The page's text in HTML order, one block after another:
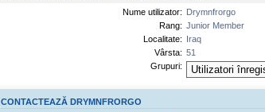
Nume utilizator: Drymnfrorgo
Rang: Junior Member
Localitate: Iraq
Vârsta: 51
Grupuri:
CONTACTEAZĂ DRYMNFRORGO